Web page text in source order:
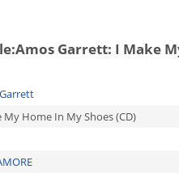
Amos Garrett: I Make
My Home In My Shoes (CD)